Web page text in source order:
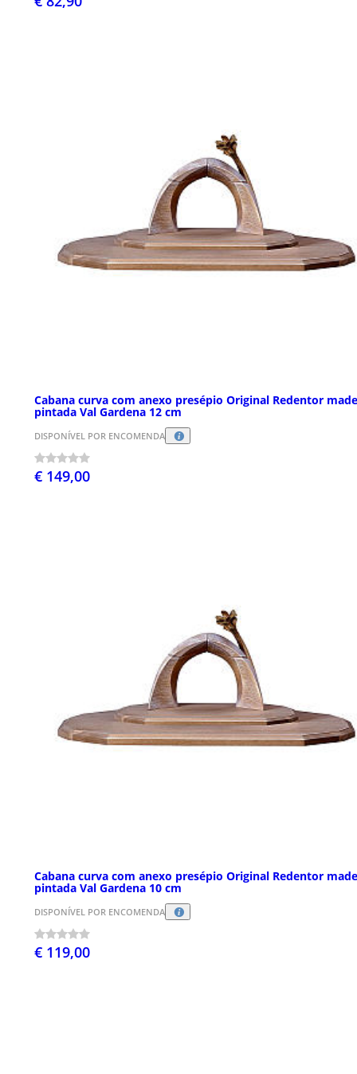
Cabana curva com anexo presépio Original Redentor
pintada Val Gardena 12 cm
DISPONÍVEL POR ENCOMENDA
€ 149,00
Cabana curva com anexo presépio Original Redentor
pintada Val Gardena 10 cm
DISPONÍVEL POR ENCOMENDA
€ 119,00